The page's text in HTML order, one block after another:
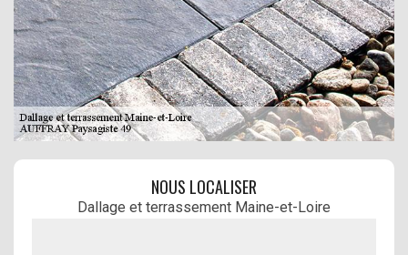
NOUS LOCALISER
Dallage et terrassement Maine-et-Loire